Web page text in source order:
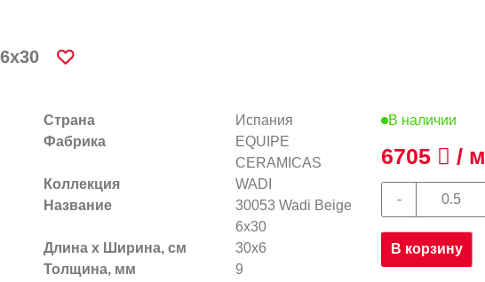
Страна
Испания
Фабрика
EQUIPE
CERAMICAS
Коллекция
WADI
Название
30053 Wadi Beige
6х30
Длина х Ширина, см
30x6
Толщина, мм
9
В наличии
6705 / м
В корзину